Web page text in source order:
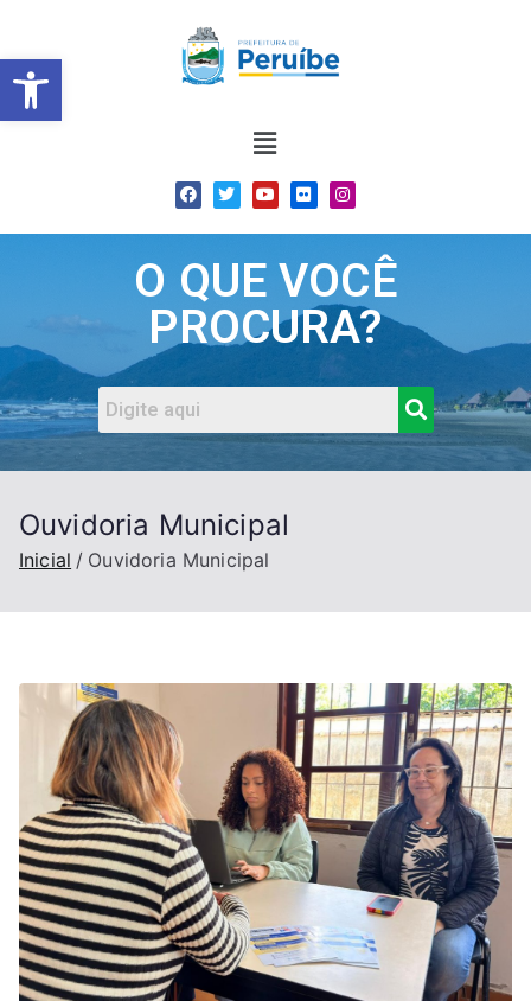
Barra de Ferramentas
O QUE VOCÊ
PROCURA?
Ouvidoria Municipal
Inicial Ouvidoria Municipal